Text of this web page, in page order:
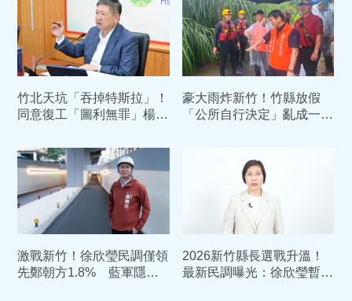
竹北天坑「吞掉特斯拉」！
同意復工「圖利無罪」楊文
得起檢驗
豪大雨炸新竹！竹縣放假
「公所自行決定」亂成一
激戰新竹！徐欣瑩民調僅領
先鄭朝方1.8% 藍軍隱憂
2026新竹縣長選戰升溫！
最新民調曝光：徐欣瑩暫居